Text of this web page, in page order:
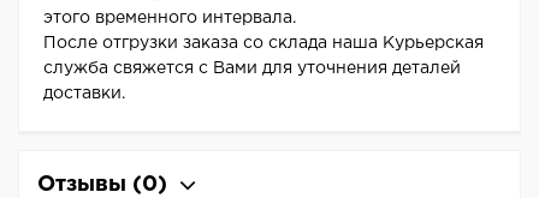
этого временного интервала.
После отгрузки заказа со склада наша Курьерская
служба свяжется с Вами для уточнения деталей
доставки.
Отзывы (0)